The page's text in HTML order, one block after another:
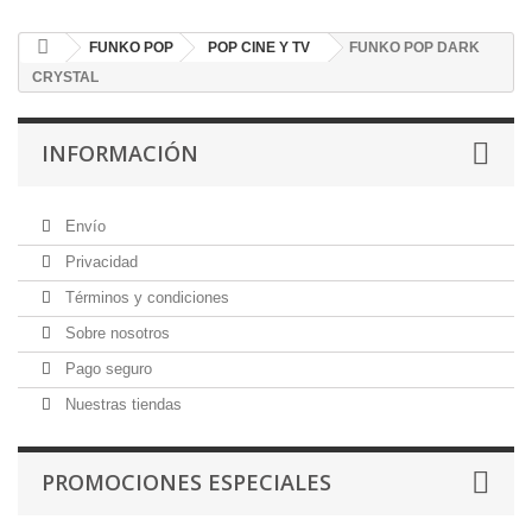
FUNKO POP POP CINE Y TV
FUNKO POP DARK
CRYSTAL
INFORMACIÓN
Envío
Privacidad
Términos y condiciones
Sobre nosotros
Pago seguro
Nuestras tiendas
PROMOCIONES ESPECIALES